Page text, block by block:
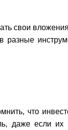
свои
в разные
что
даже если